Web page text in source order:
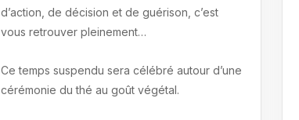
d’action, de décision et de guérison, c’est
vous retrouver pleinement…
Ce temps suspendu sera célébré autour d’une
cérémonie du thé au goût végétal.